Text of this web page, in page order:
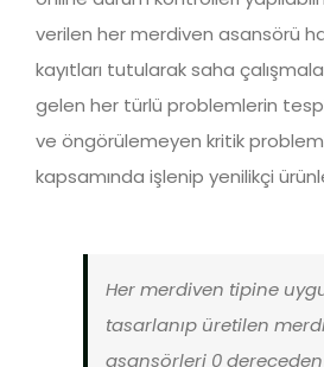
verilen her merdiven asansörü
kayıtları tutularak saha
gelen her türlü problemlerin
ve öngörülemeyen kritik
kapsamında işlenip yenilikçi
Her merdiven tipine
tasarlanıp üretilen
asansörleri 0